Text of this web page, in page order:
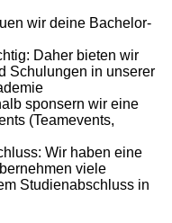
wir deine Bachelor-
Daher bieten wir
Schulungen in unserer
sponsern wir eine
(Teamevents,
Wir haben eine
viele
Studienabschluss in